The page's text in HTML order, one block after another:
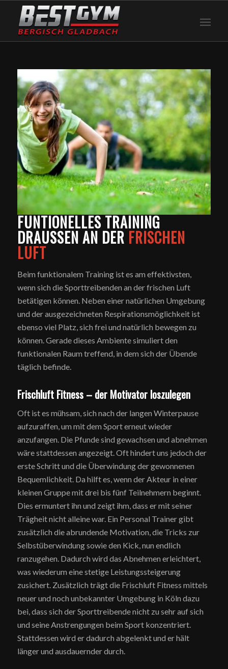
FUNTIONELLES TRAINING
DRAUSSENAN DER FRISCHEN
LUFT
Beim funktionalem Training ist es am effektivsten,
wenn sich die Sporttreibenden an der frischen Luft
betätigen können. Neben einer natürlichen Umgebung
und der ausgezeichneten Respirationsmöglichkeit ist
ebenso viel Platz, sich frei und natürlich bewegen zu
können. Gerade dieses Ambiente simuliert den
funktionalen Raum treffend, in dem sich der Übende
täglich befinde.
Frischluft Fitness – der Motivator loszulegen
Oft ist es mühsam, sich nach der langen Winterpause
aufzuraffen, um mit dem Sport erneut wieder
anzufangen. Die Pfunde sind gewachsen und abnehmen
wäre stattdessen angezeigt. Oft hindert uns jedoch der
erste Schritt und die Überwindung der gewonnenen
Bequemlichkeit. Da hilft es, wenn der Akteur in einer
kleinen Gruppe mit drei bis fünf Teilnehmern beginnt.
Dies ermuntert ihn und zeigt ihm, dass er mit seiner
Trägheit nicht alleine war. Ein Personal Trainer gibt
zusätzlich die abrundende Motivation, die Tricks zur
Selbstüberwindung sowie den Kick, nun endlich
ranzugehen. Dadurch wird das Abnehmen erleichtert,
was wiederum eine stetige Leistungssteigerung
zusichert. Zusätzlich trägt die Frischluft Fitness mittels
neuer und noch unbekannter Umgebung in Köln dazu
bei, dass sich der Sporttreibende nicht zu sehr auf sich
und seine Anstrengungen beim Sport konzentriert.
Stattdessen wird er dadurch abgelenkt und er hält
länger und ausdauernder durch.